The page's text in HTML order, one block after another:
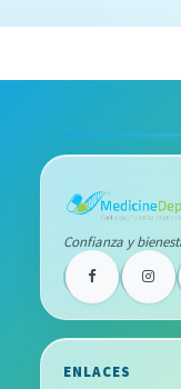
Confianza y
ENLACES